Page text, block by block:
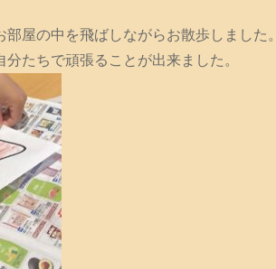
屋の中を飛ばしながらお散歩しました。
たちで頑張ることが出来ました。